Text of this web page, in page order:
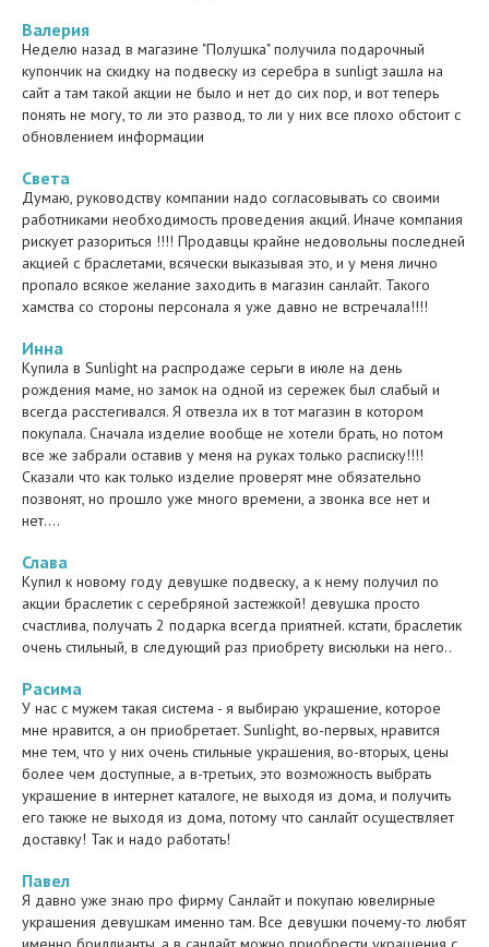
Валерия
Неделю назад в магазине "Полушка" получила подарочный
купончик на скидку на подвеску из серебра в sunligt зашла на
сайт а там такой акции не было и нет до сих пор, и вот теперь
понять не могу, то ли это развод, то ли у них все плохо обстоит с
обновлением информации
Света
Думаю, руководству компании надо согласовывать со своими
работниками необходимость проведения акций. Иначе компания
рискует разориться !!!! Продавцы крайне недовольны последней
акцией с браслетами, всячески выказывая это, и у меня лично
пропало всякое желание заходить в магазин санлайт. Такого
хамства со стороны персонала я уже давно не встречала!!!!
Инна
Купила в Sunlight на распродаже серьги в июле на день
рождения маме, но замок на одной из сережек был слабый и
всегда расстегивался. Я отвезла их в тот магазин в котором
покупала. Сначала изделие вообще не хотели брать, но потом
все же забрали оставив у меня на руках только расписку!!!!
Сказали что как только изделие проверят мне обязательно
позвонят, но прошло уже много времени, а звонка все нет и
нет....
Слава
Купил к новому году девушке подвеску, а к нему получил по
акции браслетик с серебряной застежкой! девушка просто
счастлива, получать 2 подарка всегда приятней. кстати, браслетик
очень стильный, в следующий раз приобрету висюльки на него..
Расима
У нас с мужем такая система - я выбираю украшение, которое
мне нравится, а он приобретает. Sunlight, во-первых, нравится
мне тем, что у них очень стильные украшения, во-вторых, цены
более чем доступные, а в-третьих, это возможность выбрать
украшение в интернет каталоге, не выходя из дома, и получить
его также не выходя из дома, потому что санлайт осуществляет
доставку! Так и надо работать!
Павел
Я давно уже знаю про фирму Санлайт и покупаю ювелирные
украшения девушкам именно там. Все девушки почему-то любят